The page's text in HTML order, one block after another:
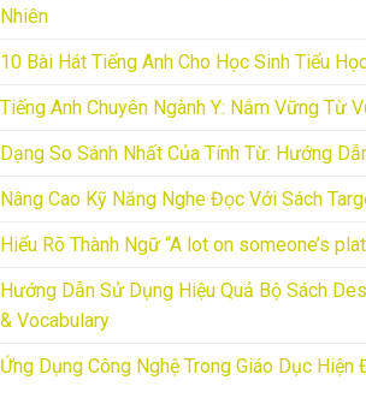
Nhiên
10 Bài Hát Tiếng Anh Cho Học Sinh Tiểu
Tiếng Anh Chuyên Ngành Y: Nắm Vững Từ
Dạng So Sánh Nhất Của Tính Từ: Hướng
Nâng Cao Kỹ Năng Nghe Đọc Với Sách
Hiểu Rõ Thành Ngữ “A lot on someone’s
Hướng Dẫn Sử Dụng Hiệu Quả Bộ Sách
& Vocabulary
Ứng Dụng Công Nghệ Trong Giáo Dục Hiện